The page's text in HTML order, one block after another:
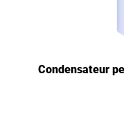
Condensateur